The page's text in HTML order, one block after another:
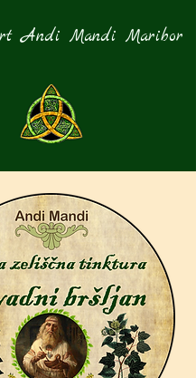
Andi Mandi Maribor